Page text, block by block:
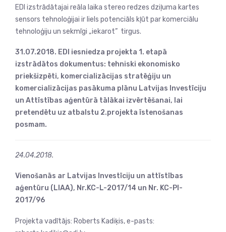
EDI izstrādātajai reāla laika stereo redzes dziļuma kartes
sensors tehnoloģijai ir liels potenciāls kļūt par komerciālu
tehnoloģiju un sekmīgi „iekarot” tirgus.
31.07.2018. EDI iesniedza projekta 1. etapā
izstrādātos dokumentus: tehniski ekonomisko
priekšizpēti, komercializācijas stratēģiju un
komercializācijas pasākuma plānu Latvijas Investīciju
un Attīstības aģentūrā tālākai izvērtēšanai, lai
pretendētu uz atbalstu 2.projekta īstenošanas
posmam.
24.04.2018.
Vienošanās ar Latvijas Investīciju un attīstības
aģentūru (LIAA), Nr.KC-L-2017/14 un Nr. KC-PI-
2017/96
Projekta vadītājs: Roberts Kadiķis, e-pasts: